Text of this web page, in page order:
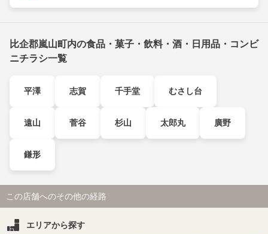
比企郡嵐山町内の食品・菓子・飲料・酒・日用品・コンビ
ニチラシ一覧
平澤 志賀 千手堂 むさし台
遠山 菅谷 杉山 太郎丸 廣野
鎌形
この店舗へのその他の経路
エリアから探す